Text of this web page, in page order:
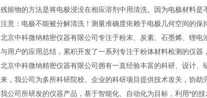
残留物的方法是将电极浸没在相应溶剂中用清洗。因为电极材料是
注意：电极不能被分解清洗！测量准确度依赖于电极几何空间的保
北京中科微纳精密仪器有限公司专注于粉末、炭素、石墨烯、锂
与用户的应用总结，累积开发了一系列专注于粉体材料检测的仪器
北京中科微纳精密仪器有限公司拥有一直经验丰富的科研、设计
来，我公司为多所科研院校、企业的科研项目提供技术攻关，协助
我公司所研发的仪器产品，基于智能化、自动化为目标，利用*的